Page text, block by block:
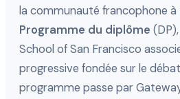
la communauté francophone à
Programme du diplôme
School of San Francisco
progressive fondée sur le
programme passe par